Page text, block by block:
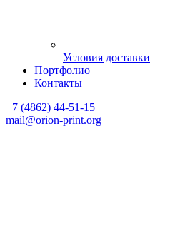
Условия доставки
Портфолио
Контакты
+7 (4862) 44-51-15
mail@orion-print.org